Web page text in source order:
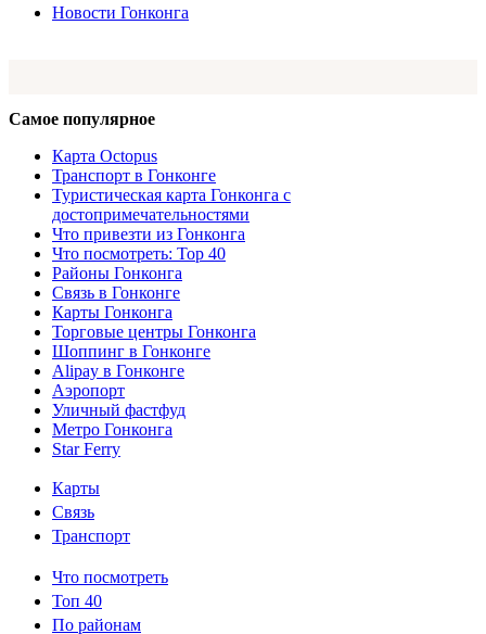
Новости Гонконга
Самое популярное
Карта Octopus
Транспорт в Гонконге
Туристическая карта Гонконга с
достопримечательностями
Что привезти из Гонконга
Что посмотреть: Top 40
Районы Гонконга
Связь в Гонконге
Карты Гонконга
Торговые центры Гонконга
Шоппинг в Гонконге
Alipay в Гонконге
Аэропорт
Уличный фастфуд
Метро Гонконга
Star Ferry
Информация
Карты
Связь
Транспорт
Что
Что посмотреть
Топ 40
По районам